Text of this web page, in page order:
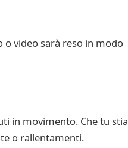
video sarà reso in modo
in movimento. Che tu stia
o rallentamenti.